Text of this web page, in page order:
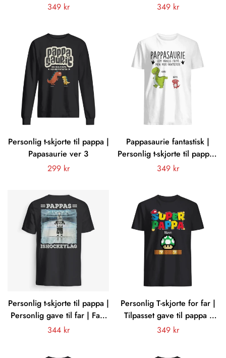
Kjære pappa, Godt jobbet
Vanligt
349 kr
Pappa
Vanligt
349 kr
Personlig t-skjorte til pappa |
Papasaurie ver 3
Vanligt
299 kr
Pappasaurie fantastisk |
Personlig t-skjorte til pappa |
Personlig gave til pappa
Vanligt
349 kr
Personlig t-skjorte til pappa |
Personlig gave til far | Fars
ishockeylag
Vanligt
344 kr
Personlig T-skjorte for far |
Tilpasset gave til pappa |
Super pappa
Vanligt
349 kr